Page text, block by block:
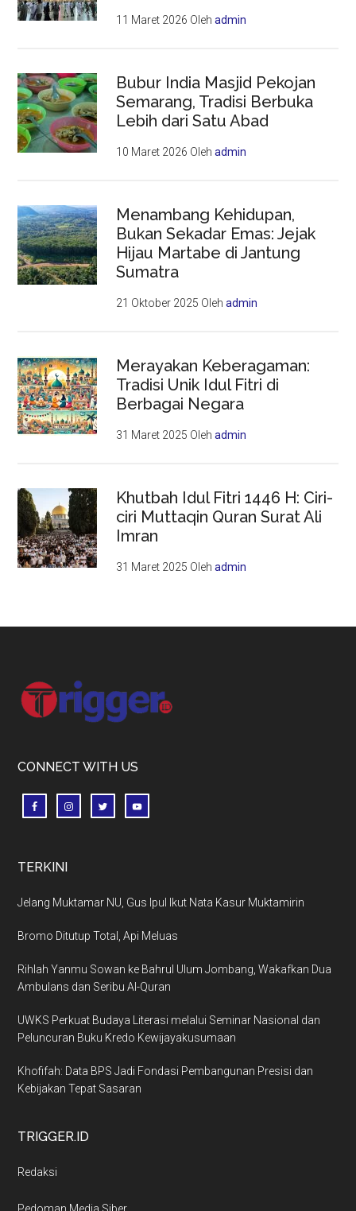
11 Maret 2026 Olehadmin
Bubur India Masjid Pekojan
Semarang, Tradisi Berbuka
Lebih dari Satu Abad
10 Maret 2026 Olehadmin
Menambang Kehidupan,
Bukan Sekadar Emas: Jejak
Hijau Martabe di Jantung
Sumatra
21 Oktober 2025 Olehadmin
Merayakan Keberagaman:
Tradisi Unik Idul Fitri di
Berbagai Negara
31 Maret 2025 Olehadmin
Khutbah Idul Fitri 1446 H: Ciri-
ciri Muttaqin Quran Surat Ali
Imran
31 Maret 2025 Olehadmin
Footer
CONNECT WITH US
TERKINI
Jelang Muktamar NU, Gus Ipul Ikut Nata Kasur Muktamirin
Bromo Ditutup Total, Api Meluas
Rihlah Yanmu Sowan ke Bahrul Ulum Jombang, Wakafkan Dua
Ambulans dan Seribu Al-Quran
UWKS Perkuat Budaya Literasi melalui Seminar Nasional dan
Peluncuran Buku Kredo Kewijayakusumaan
Khofifah: Data BPS Jadi Fondasi Pembangunan Presisi dan
Kebijakan Tepat Sasaran
TRIGGER.ID
Redaksi
Pedoman Media Siber